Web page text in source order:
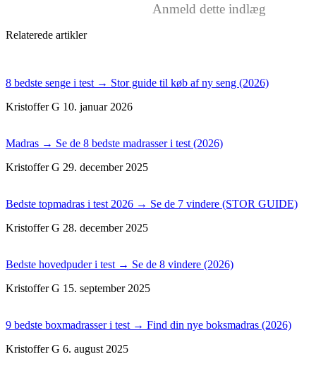
Anmeld dette indlæg
Relaterede artikler
8 bedste senge i test → Stor guide til køb af ny seng (2026)
Kristoffer G 10. januar 2026
Madras → Se de 8 bedste madrasser i test (2026)
Kristoffer G 29. december 2025
Bedste topmadras i test 2026 → Se de 7 vindere (STOR GUIDE)
Kristoffer G 28. december 2025
Bedste hovedpuder i test → Se de 8 vindere (2026)
Kristoffer G 15. september 2025
9 bedste boxmadrasser i test → Find din nye boksmadras (2026)
Kristoffer G 6. august 2025